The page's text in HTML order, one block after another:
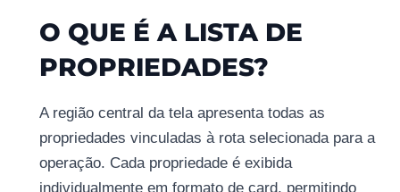
O QUE É A LISTA DE
PROPRIEDADES?
A região central da tela apresenta todas as
propriedades vinculadas à rota selecionada para a
operação. Cada propriedade é exibida
individualmente em formato de card, permitindo